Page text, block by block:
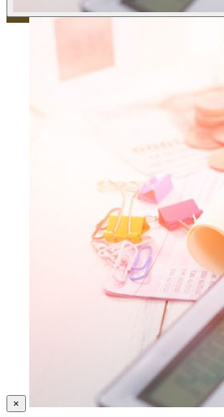
ติดต่อเรา
×